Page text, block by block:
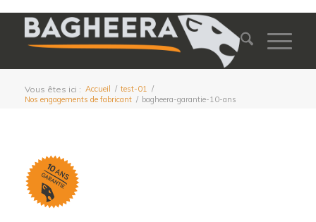
Vous êtes ici : Accueil / test-01 /
Nos engagements de fabricant / bagheera-garantie-10-ans